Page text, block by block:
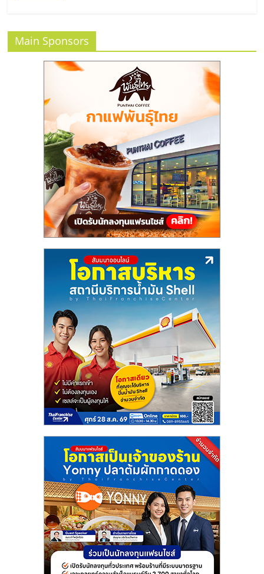
ปรึกษา
ไชส์,
รวม
แฟ
ไชส์
ขาย
แฟ
ไชส์
แฟ
ไชส์
ขาย
หน้า
Main Sponsors